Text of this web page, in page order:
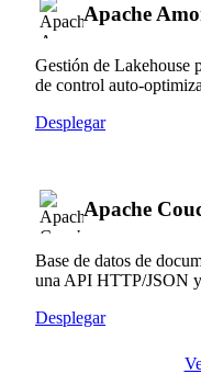
Apache
Gestión de Lakehouse
de control auto-
Desplegar
Apache
Base de datos de
una API HTTP/JSON
Desplegar